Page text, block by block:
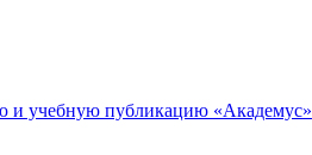
учебную публикацию «Академус»